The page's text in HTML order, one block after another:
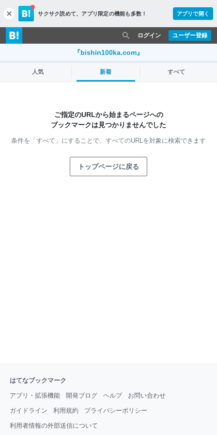
c
l
o
s
サクサク読めて、 アプリ限定の機能も多数！ アプリで開く
ユーザー登録
ログイン
『bishin100ka.com』
人気 新着 すべて
ご指定のURLから始まるページへの
ブックマークは見つかりませんでした
条件を「すべて」にすることで、 すべてのURLを対象に検索できます
トップページに戻る
はてなブックマーク
アプリ・拡張機能 開発ブログ ヘルプ お問い合わせ
ガイドライン 利用規約 プライバシーポリシー
利用者情報の外部送信について